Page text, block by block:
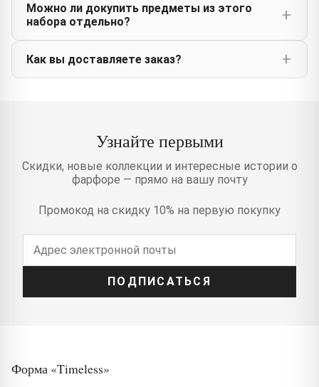
Можно ли докупить предметы из этого
набора отдельно?
Как вы доставляете заказ?
Узнайте первыми
Скидки, новые коллекции и интересные истории о
фарфоре — прямо на вашу почту
Промокод на скидку 10% на первую покупку
ПОДПИСАТЬСЯ
Форма «Timeless»